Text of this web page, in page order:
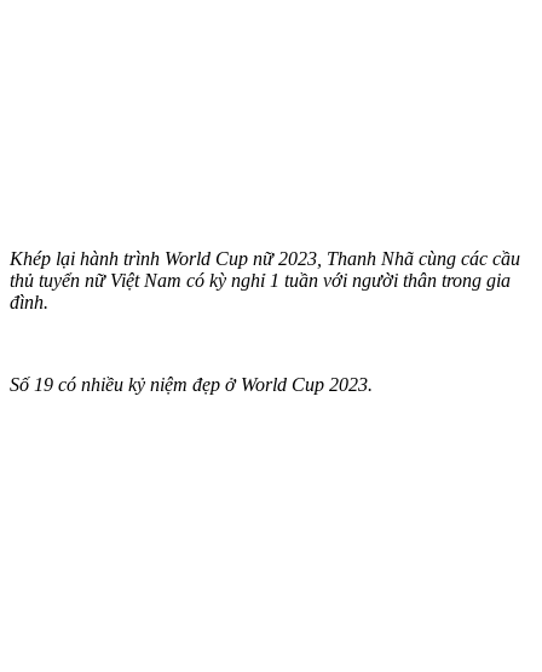
Khép lại hành trình World Cup nữ 2023, Thanh Nhã cùng các cầu
thủ tuyển nữ Việt Nam có kỳ nghỉ 1 tuần với người thân trong gia
đình.
Số 19 có nhiều kỷ niệm đẹp ở World Cup 2023.